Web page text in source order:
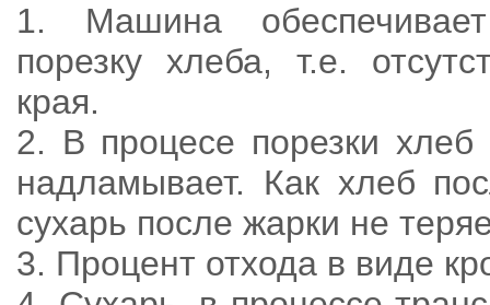
1. Машина
порезку хлеба, т.е.
края.
2. В процесе порезки
надламывает. Как хлеб
сухарь после жарки не
3. Процент отхода в виде